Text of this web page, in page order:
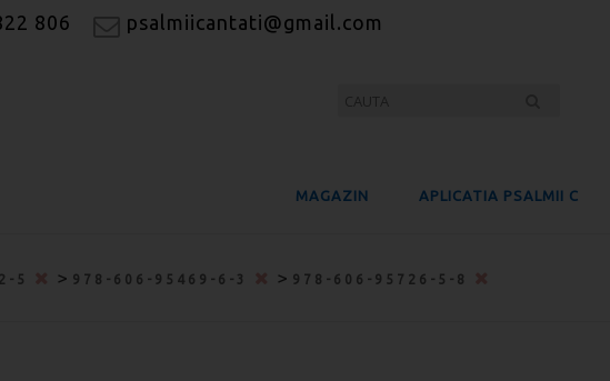
806 psalmiicantati@gmail.com
MAGAZIN APLICATIA PSALMII C
5 > 978-606-95469-6-3 > 978-606-95726-5-8